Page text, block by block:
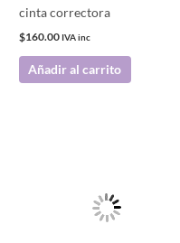
cinta correctora
$160.00 IVA inc
Añadir al carrito